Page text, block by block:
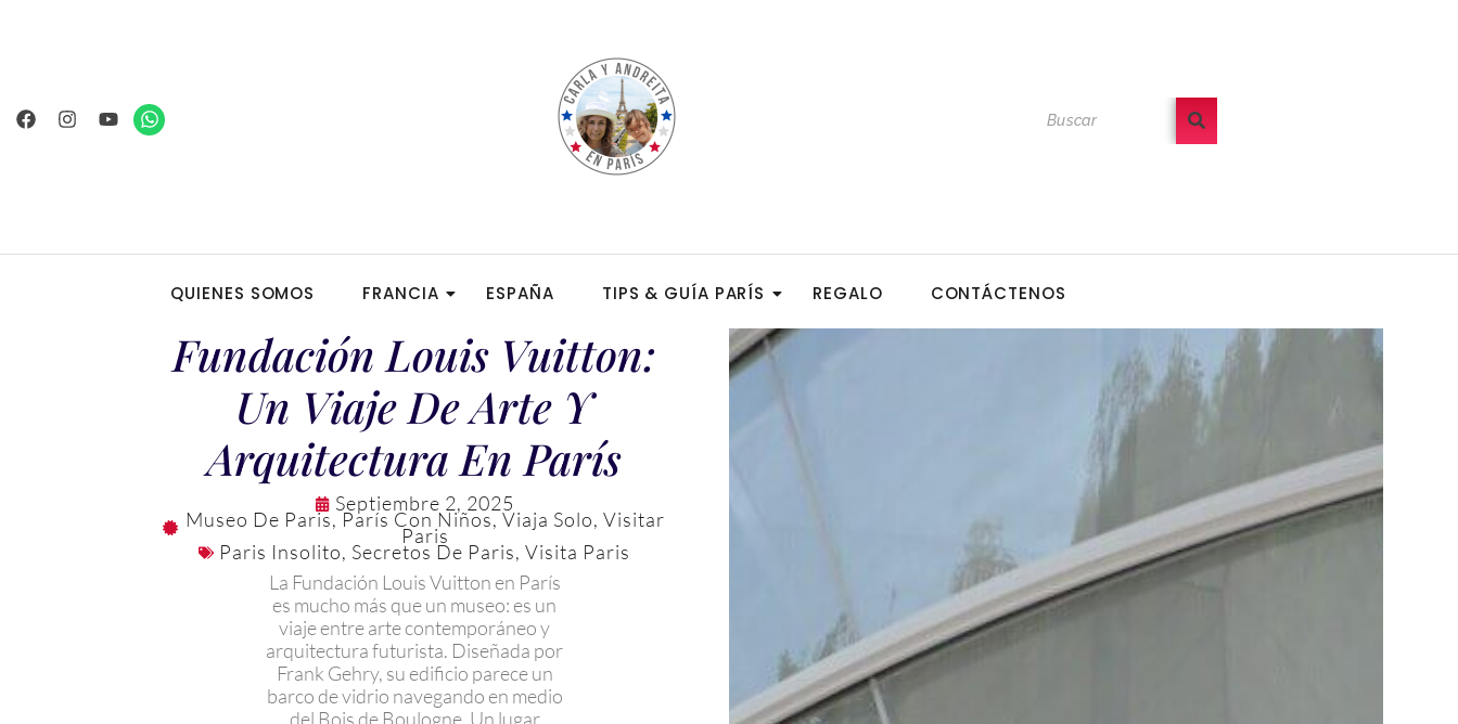
FacebookInstagram
YoutubeWhatsapp
QUIENES SOMOS FRANCIA ESPAÑA TIPS & GUÍA PARÍS REGALO CONTÁCTENOS
Fundación Louis Vuitton:
Un Viaje De Arte Y
Arquitectura En París
Septiembre 2, 2025
Museo De Paris, París Con Niños, Viaja Solo, Visitar
Paris
Paris Insolito, Secretos De Paris, Visita Paris
La Fundación Louis Vuitton en París
es mucho más que un museo: es un
viaje entre arte contemporáneo y
arquitectura futurista. Diseñada por
Frank Gehry, su edificio parece un
barco de vidrio navegando en medio
del Bois de Boulogne. Un lugar